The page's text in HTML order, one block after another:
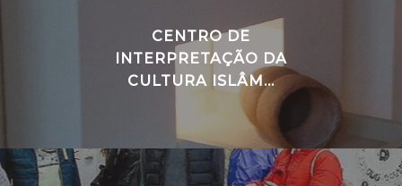
CENTRO DE
INTERPRETAÇÃO DA
CULTURA ISLÂM...